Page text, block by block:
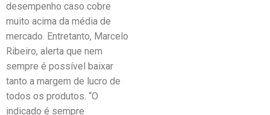
desempenho caso cobre
muito acima da média de
mercado. Entretanto, Marcelo
Ribeiro, alerta que nem
sempre é possível baixar
tanto a margem de lucro de
todos os produtos. “O
indicado é sempre